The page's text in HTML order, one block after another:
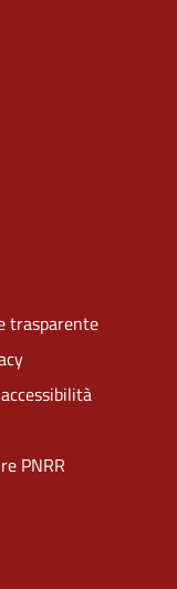
trasparente
PNRR